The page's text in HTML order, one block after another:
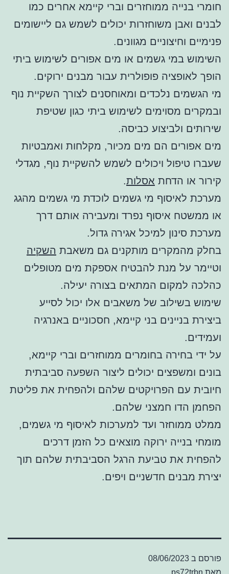
חומרי בנייה ממוחזרים וברי קיימא אחרים כמו
לבנים ואבן משוחזרות יכולים לשמש גם ליישומים
פנימיים וחיצוניים מגוונים.
השימוש במי גשמים או מים אפורים לשימוש ביתי
הופך לאופציה פופולרית עבור מבנים ירוקים.
מי הגשמים נלכדים ומאוחסנים לצורך השקיית נוף
ובמקרים מסוימים לשימוש ביתי כגון שטיפת
שירותים ולביצוע כביסה.
מים אפורים הם מים מכיור, מקלחות ואמבטיות
שעברו טיפול ויכולים לשמש להשקיית נוף, מגדלי
קירור או הדחת אסלות.
מערכת לאיסוף מי גשמים לוכדת מי גשמים מהגג
או ממשטח איסוף נפרד ומעבירה אותם דרך
מערכת סינון למיכל אגירה גדול.
בחלק מהמקרים מותקנים גם משאבת השקיה
וטיימר על מנת להבטיח אספקת מים מטופלים
כהלכה למקום המתאים בצורה יעילה.
שימוש בשילוב של משאבים אלו יכול לסייע
ביצירת בניינים בני קיימא, חסכוניים באנרגיה
ועמידים.
על ידי בחירה בחומרים ממוחזרים וברי קיימא,
בונים ומשפצים יכולים ליצור השפעה סביבתית
חיובית עם הפרויקטים שלהם ולהפחית את פליטת
הפחמן הדו חמצני שלהם.
ממלט ממוחזר ועד למערכות לאיסוף מי גשמים,
מומחי בנייה ירוקה מוצאים כל הזמן דרכים
להפחית את טביעת הרגל הסביבתית שלהם תוך
יצירת מבנים חדשניים ויפים.
פורסם ב 08/06/2023
מאת ps72trbn